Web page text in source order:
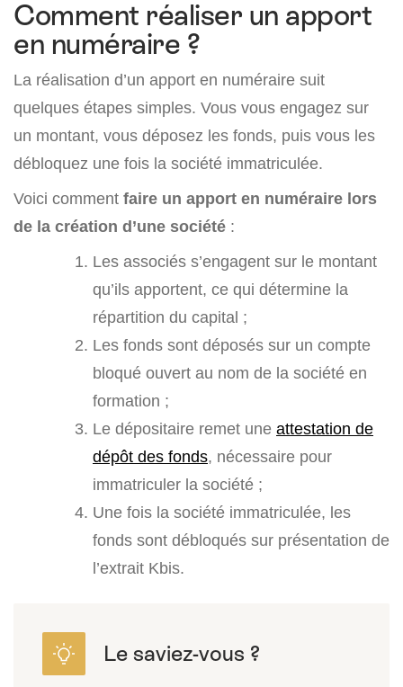
Comment réaliser un apport
en numéraire ?
La réalisation d’un apport en numéraire suit
quelques étapes simples. Vous vous engagez sur
un montant, vous déposez les fonds, puis vous les
débloquez une fois la société immatriculée.
Voici comment faire un apport en numéraire lors
de la création d’une société :
Les associés s’engagent sur le montant
qu’ils apportent, ce qui détermine la
répartition du capital ;
Les fonds sont déposés sur un compte
bloqué ouvert au nom de la société en
formation ;
Le dépositaire remet une attestation de
dépôt des fonds, nécessaire pour
immatriculer la société ;
Une fois la société immatriculée, les
fonds sont débloqués sur présentation de
l’extrait Kbis.